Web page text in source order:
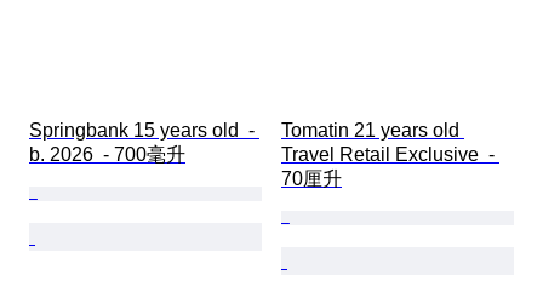
Springbank 15 years old  -
b. 2026  - 700毫升
Tomatin 21 years old
Travel Retail Exclusive  -
70厘升